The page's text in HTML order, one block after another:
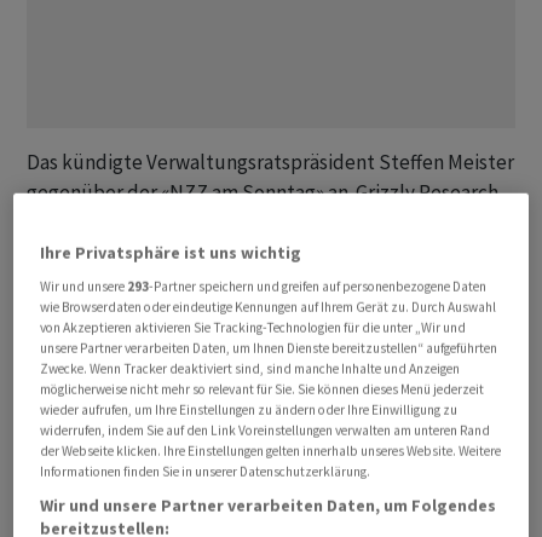
Das kündigte Verwaltungsratspräsident Steffen Meister
gegenüber der «NZZ am Sonntag» an. Grizzly Research
Vorwürfe gegen Partners Group in Umlauf gebracht.
«Wir haben uns entschieden, juristisch gegen die
Verantwortlichen von Grizzly Research vorzugehen», so
Meister. Im Bericht hiess es etwa, Partners Group sei
«schlimmer als Wirecard» - einer der grössten
Betrugsfälle der deutschen Wirtschaftsgeschichte.
Grizzly und deren Verbündete, die auf das Short
Selling, also auf Leerverkäufe, spezialisiert sind, hätten
Ihre Privatsphäre ist uns wichtig
Wir und unsere 293-Partner speichern und greifen auf personenbezogene Daten
wie Browserdaten oder eindeutige Kennungen auf Ihrem Gerät zu. Durch Auswahl
von Akzeptieren aktivieren Sie Tracking-Technologien für die unter „Wir und
unsere Partner verarbeiten Daten, um Ihnen Dienste bereitzustellen“ aufgeführten
Zwecke. Wenn Tracker deaktiviert sind, sind manche Inhalte und Anzeigen
möglicherweise nicht mehr so relevant für Sie. Sie können dieses Menü jederzeit
wieder aufrufen, um Ihre Einstellungen zu ändern oder Ihre Einwilligung zu
widerrufen, indem Sie auf den Link Voreinstellungen verwalten am unteren Rand
der Webseite klicken. Ihre Einstellungen gelten innerhalb unseres Website. Weitere
Informationen finden Sie in unserer Datenschutzerklärung.
Wir und unsere Partner verarbeiten Daten, um Folgendes
bereitzustellen: